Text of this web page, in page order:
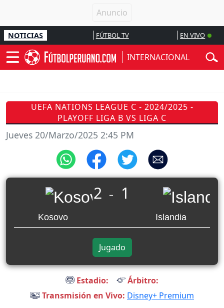
NOTICIAS FÚTBOL TV EN VIVO
INTERNACIONAL
UEFA NATIONS LEAGUE C - 2024/2025 -
PLAYOFF LIGA B VS LIGA C
Jueves 20/Marzo/2025 2:45 PM
Kosovo
2 _ 1
Islandia
Jugado
Estadio:
Árbitro:
Transmisión en Vivo: Disney+ Premium